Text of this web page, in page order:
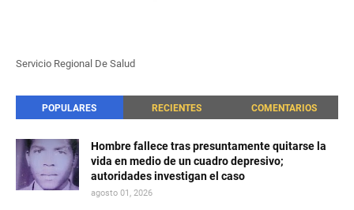
Servicio Regional De Salud
POPULARES RECIENTES COMENTARIOS
Hombre fallece tras presuntamente quitarse la
vida en medio de un cuadro depresivo;
autoridades investigan el caso
agosto 01, 2026